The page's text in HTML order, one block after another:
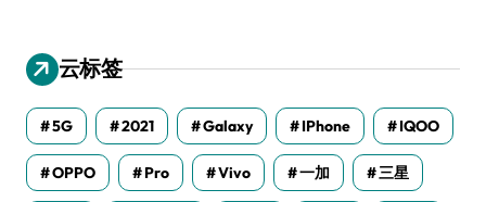
云标签
5G 2021 Galaxy IPhone IQOO
OPPO Pro Vivo 一加 三星